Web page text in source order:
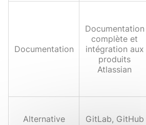
Documentation
Documentation
complète et
intégration aux
produits
Atlassian
Alternative GitLab, GitHub